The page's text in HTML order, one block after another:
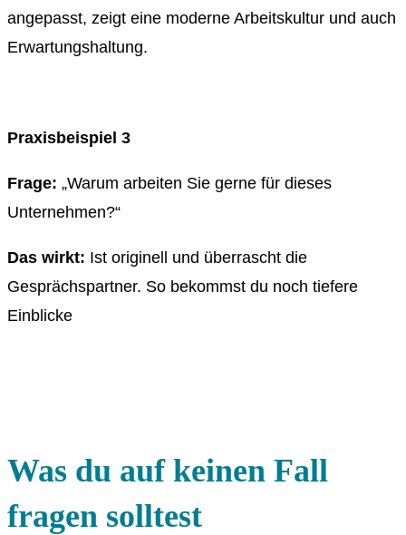
angepasst, zeigt eine moderne Arbeitskultur und auch
Erwartungshaltung.
Praxisbeispiel 3
Frage: „Warum arbeiten Sie gerne für dieses
Unternehmen?“
Das wirkt: Ist originell und überrascht die
Gesprächspartner. So bekommst du noch tiefere
Einblicke
Was du auf keinen Fall
fragen solltest